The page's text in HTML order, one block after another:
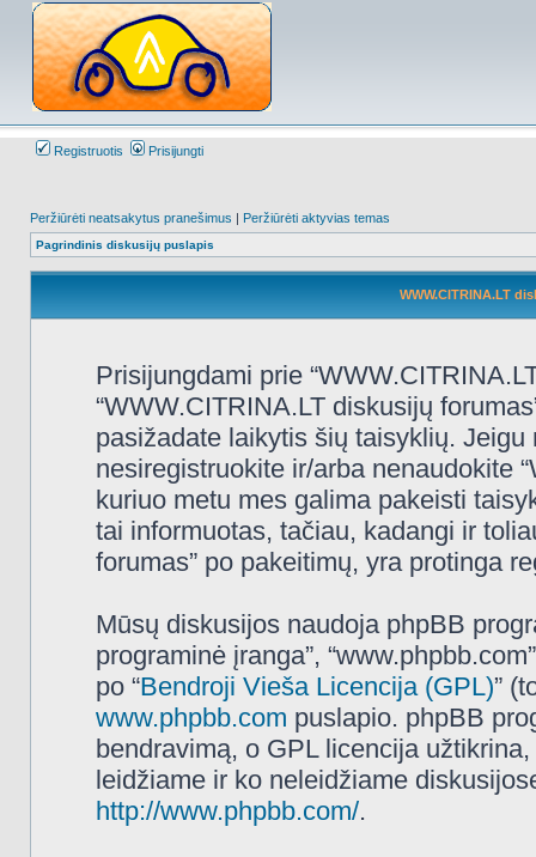
Registruotis Prisijungti
Peržiūrėti neatsakytus pranešimus | Peržiūrėti aktyvias temas
Pagrindinis diskusijų puslapis
WWW.CITRINA.LT
Prisijungdami prie
“WWW.CITRINA.LT diskusijų
pasižadate laikytis šių taisyklių.
nesiregistruokite ir/arba nenaudokite
kuriuo metu mes galima pakeisti
tai informuotas, tačiau, kadangi ir
forumas” po pakeitimų, yra protinga
Mūsų diskusijos naudoja phpBB
programinė įranga”,
po “Bendroji Vieša Licencija (GPL)”
www.phpbb.com puslapio. phpBB
bendravimą, o GPL licencija
leidžiame ir ko neleidžiame
http://www.phpbb.com/.